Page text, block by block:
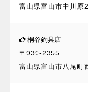
富山県富山市中川原
桐谷釣具店
〒939-2355
富山県富山市八尾町